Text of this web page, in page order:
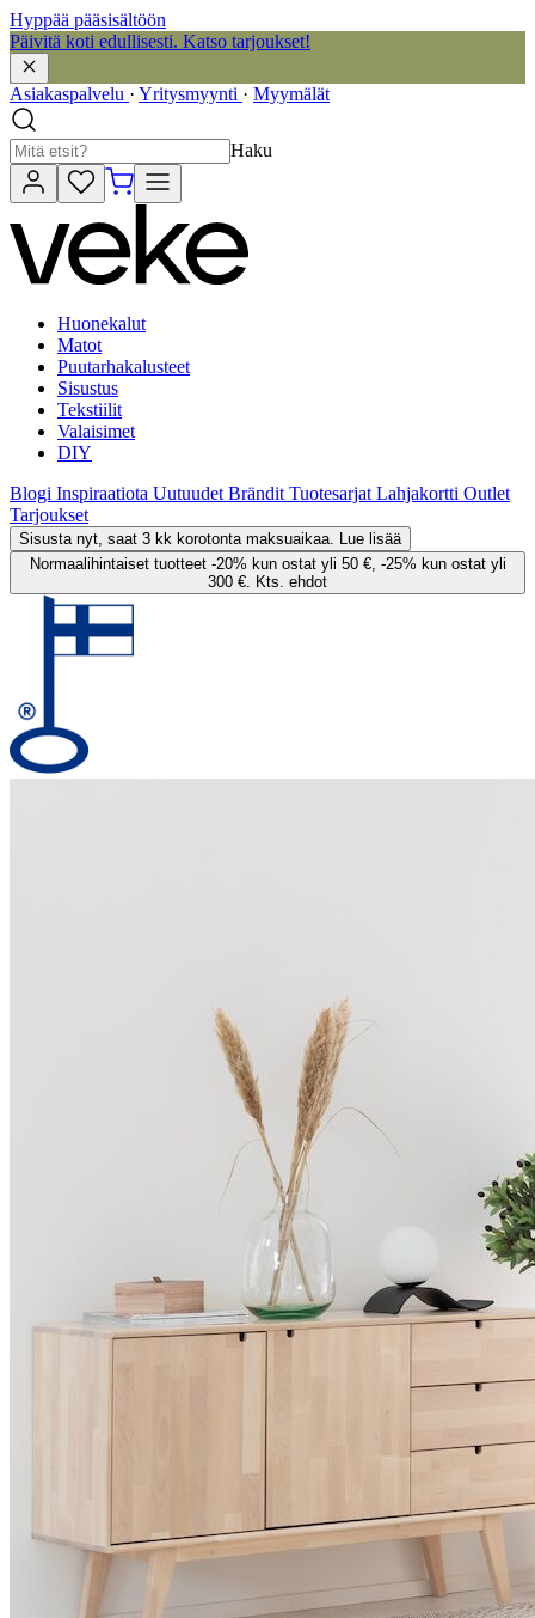
Hyppää pääsisältöön
Päivitä koti edullisesti. Katso tarjoukset!
Asiakaspalvelu · Yritysmyynti · Myymälät
Haku
Huonekalut
Matot
Puutarhakalusteet
Sisustus
Tekstiilit
Valaisimet
DIY
Blogi Inspiraatiota Uutuudet Brändit Tuotesarjat Lahjakortti Outlet
Tarjoukset
Sisusta nyt, saat 3 kk korotonta maksuaikaa. Lue lisää
Normaalihintaiset tuotteet -20% kun ostat yli 50 €, -25% kun ostat yli
300 €. Kts. ehdot